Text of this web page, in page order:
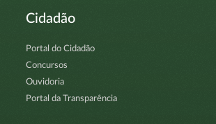
Cidadão
Portal do Cidadão
Concursos
Ouvidoria
Portal da Transparência